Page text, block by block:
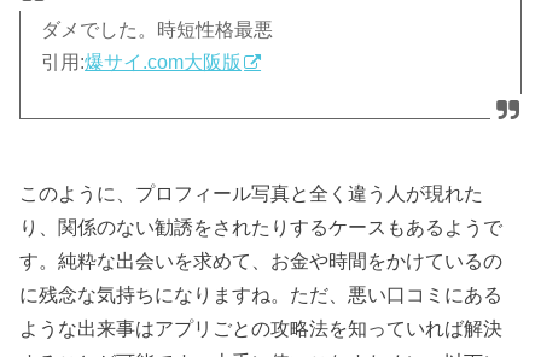
ダメでした。時短性格最悪
引用:爆サイ.com大阪版
このように、プロフィール写真と全く違う人が現れた
り、関係のない勧誘をされたりするケースもあるようで
す。純粋な出会いを求めて、お金や時間をかけているの
に残念な気持ちになりますね。ただ、悪い口コミにある
ような出来事はアプリごとの攻略法を知っていれば解決